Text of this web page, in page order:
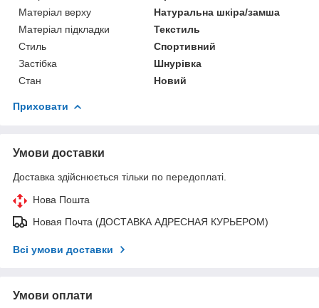
Матеріал верху
Натуральна шкіра/замша
Матеріал підкладки
Текстиль
Стиль
Спортивний
Застібка
Шнурівка
Стан
Новий
Приховати
Умови доставки
Доставка здійснюється тільки по передоплаті.
Нова Пошта
Новая Почта (ДОСТАВКА АДРЕСНАЯ КУРЬЕРОМ)
Всі умови доставки
Умови оплати